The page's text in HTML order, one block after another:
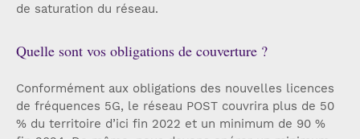
de saturation du réseau.
Quelle sont vos obligations de couverture ?
Conformément aux obligations des nouvelles licences
de fréquences 5G, le réseau POST couvrira plus de 50
% du territoire d’ici fin 2022 et un minimum de 90 %